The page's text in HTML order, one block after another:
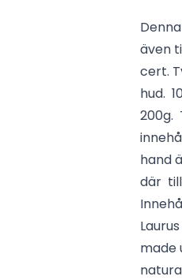
även
cert.
hud.
200g.
hand
där
made